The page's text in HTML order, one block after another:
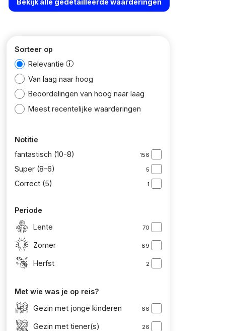
Sorteer op
Relevantie
Van laag naar hoog
Beoordelingen van hoog naar laag
Meest recentelijke waarderingen
Notitie
fantastisch (10-8)
156
Super (8-6) 5
Correct (5) 1
Periode
Lente
70
Zomer 89
Herfst 2
Met wie was je op reis?
Gezin met jonge kinderen
66
Gezin met tiener(s) 26